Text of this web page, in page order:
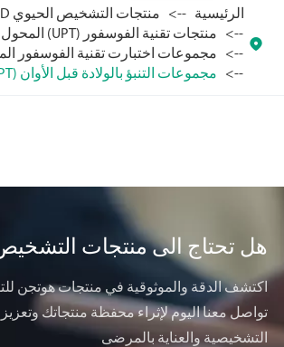

الرئيسية
منتجات التشخيص الحيوي IVD
منتجات تقنية الفوسفور (UPT) المحول
مجموعات اختبارت تقنية الفوسفور
مجموعات التنبؤ بالولادة قبل الأوان (UPT)
هل تحتاج الى منتجات
اكتشف الدقة والموثوقية في منتجات هوتجن
تواصل معنا اليوم لإثراء محفظة منتجاتك
التشخيصية والعناية بالمرضى